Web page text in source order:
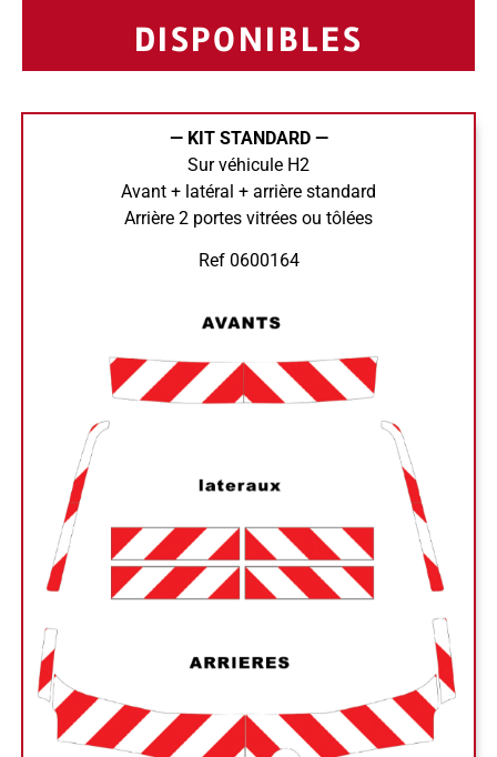
DISPONIBLES
— KIT STANDARD —
Sur véhicule H2
Avant + latéral + arrière standard
Arrière 2 portes vitrées ou tôlées
Ref 0600164